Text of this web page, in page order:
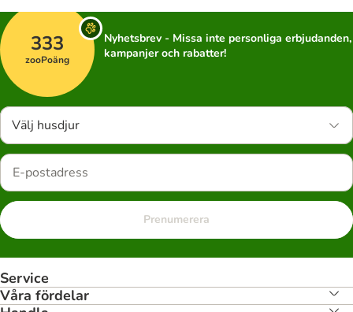
333
zooPoäng
Nyhetsbrev - Missa inte personliga erbjudanden,
kampanjer och rabatter!
Välj husdjur
Prenumerera
Service
Våra fördelar